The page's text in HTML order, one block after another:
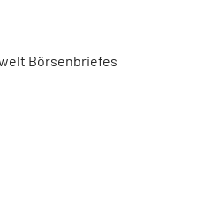
Börsenbriefes